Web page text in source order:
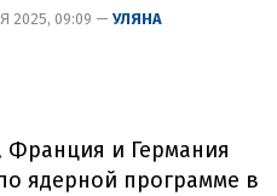
2025, 09:09 — УЛЯНА
Франция и Германия
ядерной программе в